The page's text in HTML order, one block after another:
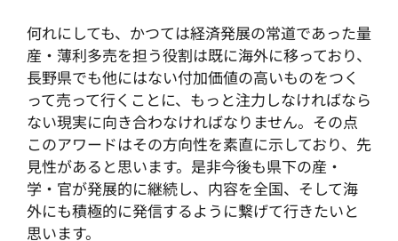
何れにしても、かつては経済発展の常道であった量
産・薄利多売を担う役割は既に海外に移っており、
長野県でも他にはない付加価値の高いものをつく
って売って行くことに、もっと注力しなければなら
ない現実に向き合わなければなりません。その点
このアワードはその方向性を素直に示しており、先
見性があると思います。是非今後も県下の産・
学・官が発展的に継続し、内容を全国、そして海
外にも積極的に発信するように繋げて行きたいと
思います。